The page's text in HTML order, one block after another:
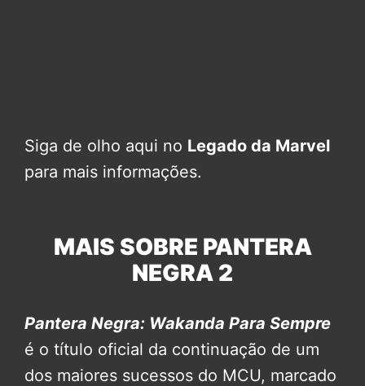
Siga de olho aqui no Legado da Marvel
para mais informações.
MAIS SOBRE PANTERA
NEGRA 2
Pantera Negra: Wakanda Para Sempre
é o título oficial da continuação de um
dos maiores sucessos do MCU, marcado